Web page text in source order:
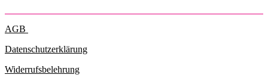
AGB
Datenschutzerklärung
Widerrufsbelehrung